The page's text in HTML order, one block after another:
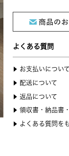
ガバッと大き